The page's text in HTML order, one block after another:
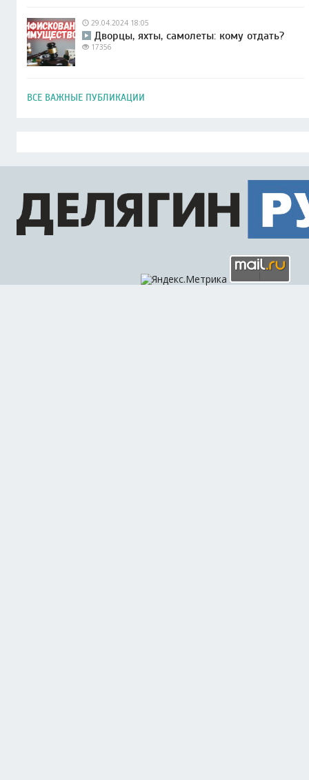
29.04.2024 18:05
Дворцы, яхты, самолеты: кому отдать?
17356
ВСЕ ВАЖНЫЕ ПУБЛИКАЦИИ